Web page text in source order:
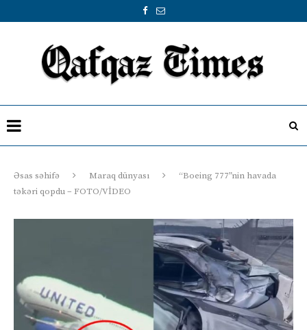
Əsas səhifə Maraq dünyası
“Boeing 777”nin havada
təkəri qopdu – FOTO/VİDEO